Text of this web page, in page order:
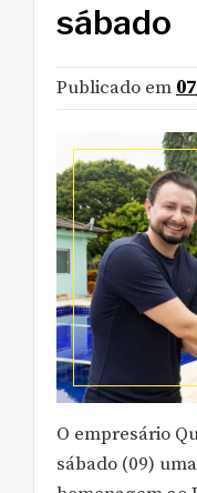
sábado
Publicado em
O empresário
sábado (09)